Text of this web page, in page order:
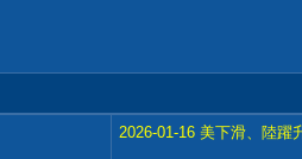
2026-01-16 美下滑、陸躍